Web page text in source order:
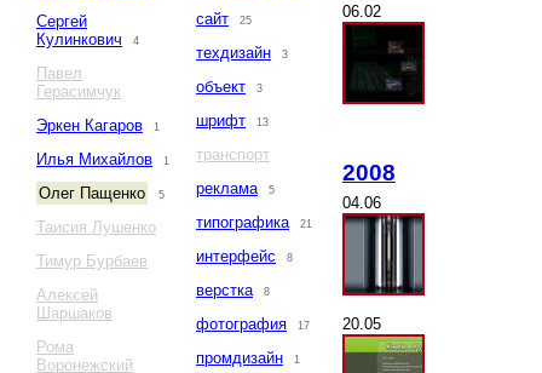
Сергей
Кулинкович
4
Павел
Герасимчук
Эркен Кагаров
1
Илья Михайлов 1
Олег Пащенко 5
Таисия Лушенко
Тимур Бурбаев
Алексей
Шаршаков
Рома
Воронежский
сайт 25
техдизайн 3
объект 3
шрифт 13
транспорт
реклама
5
типографика 21
интерфейс 8
верстка 8
фотография 17
промдизайн 1
06.02
2008
04.06
20.05